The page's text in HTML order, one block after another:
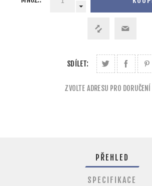
SDÍLET:
ZVOLTE ADRESU PRO DORUČENÍ
PŘEHLED
SPECIFIKACE